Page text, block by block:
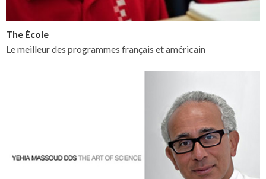
The École
Le meilleur des programmes français et américain